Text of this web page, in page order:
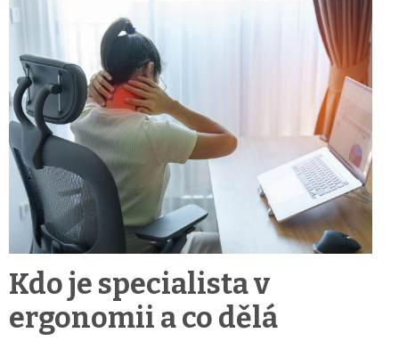
Kdo je specialista v
ergonomii a co dělá